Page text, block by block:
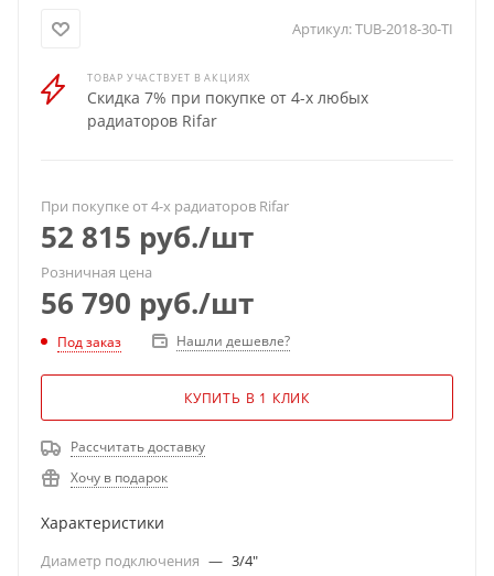
Артикул:TUB-2018-30-TI
ТОВАР УЧАСТВУЕТ В АКЦИЯХ
Скидка 7% при покупке от 4-х любых
радиаторов Rifar
При покупке от 4-х радиаторов Rifar
52 815 руб./шт
Розничная цена
56 790 руб./шт
Под заказ Нашли дешевле?
КУПИТЬ В 1 КЛИК
Рассчитать доставку
Хочу в подарок
Характеристики
Диаметр подключения — 3/4"